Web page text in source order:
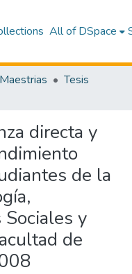
All of DSpace
Maestrias
Tesis
directa y
de la
y
de